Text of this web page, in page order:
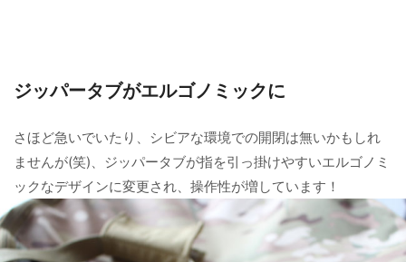
ジッパータブがエルゴノミックに
さほど急いでいたり、シビアな環境での開閉は無いかもしれ
ませんが(笑)、ジッパータブが指を引っ掛けやすいエルゴノミ
ックなデザインに変更され、操作性が増しています！